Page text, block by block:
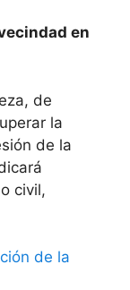
en
de
la
de la
civil,
de la